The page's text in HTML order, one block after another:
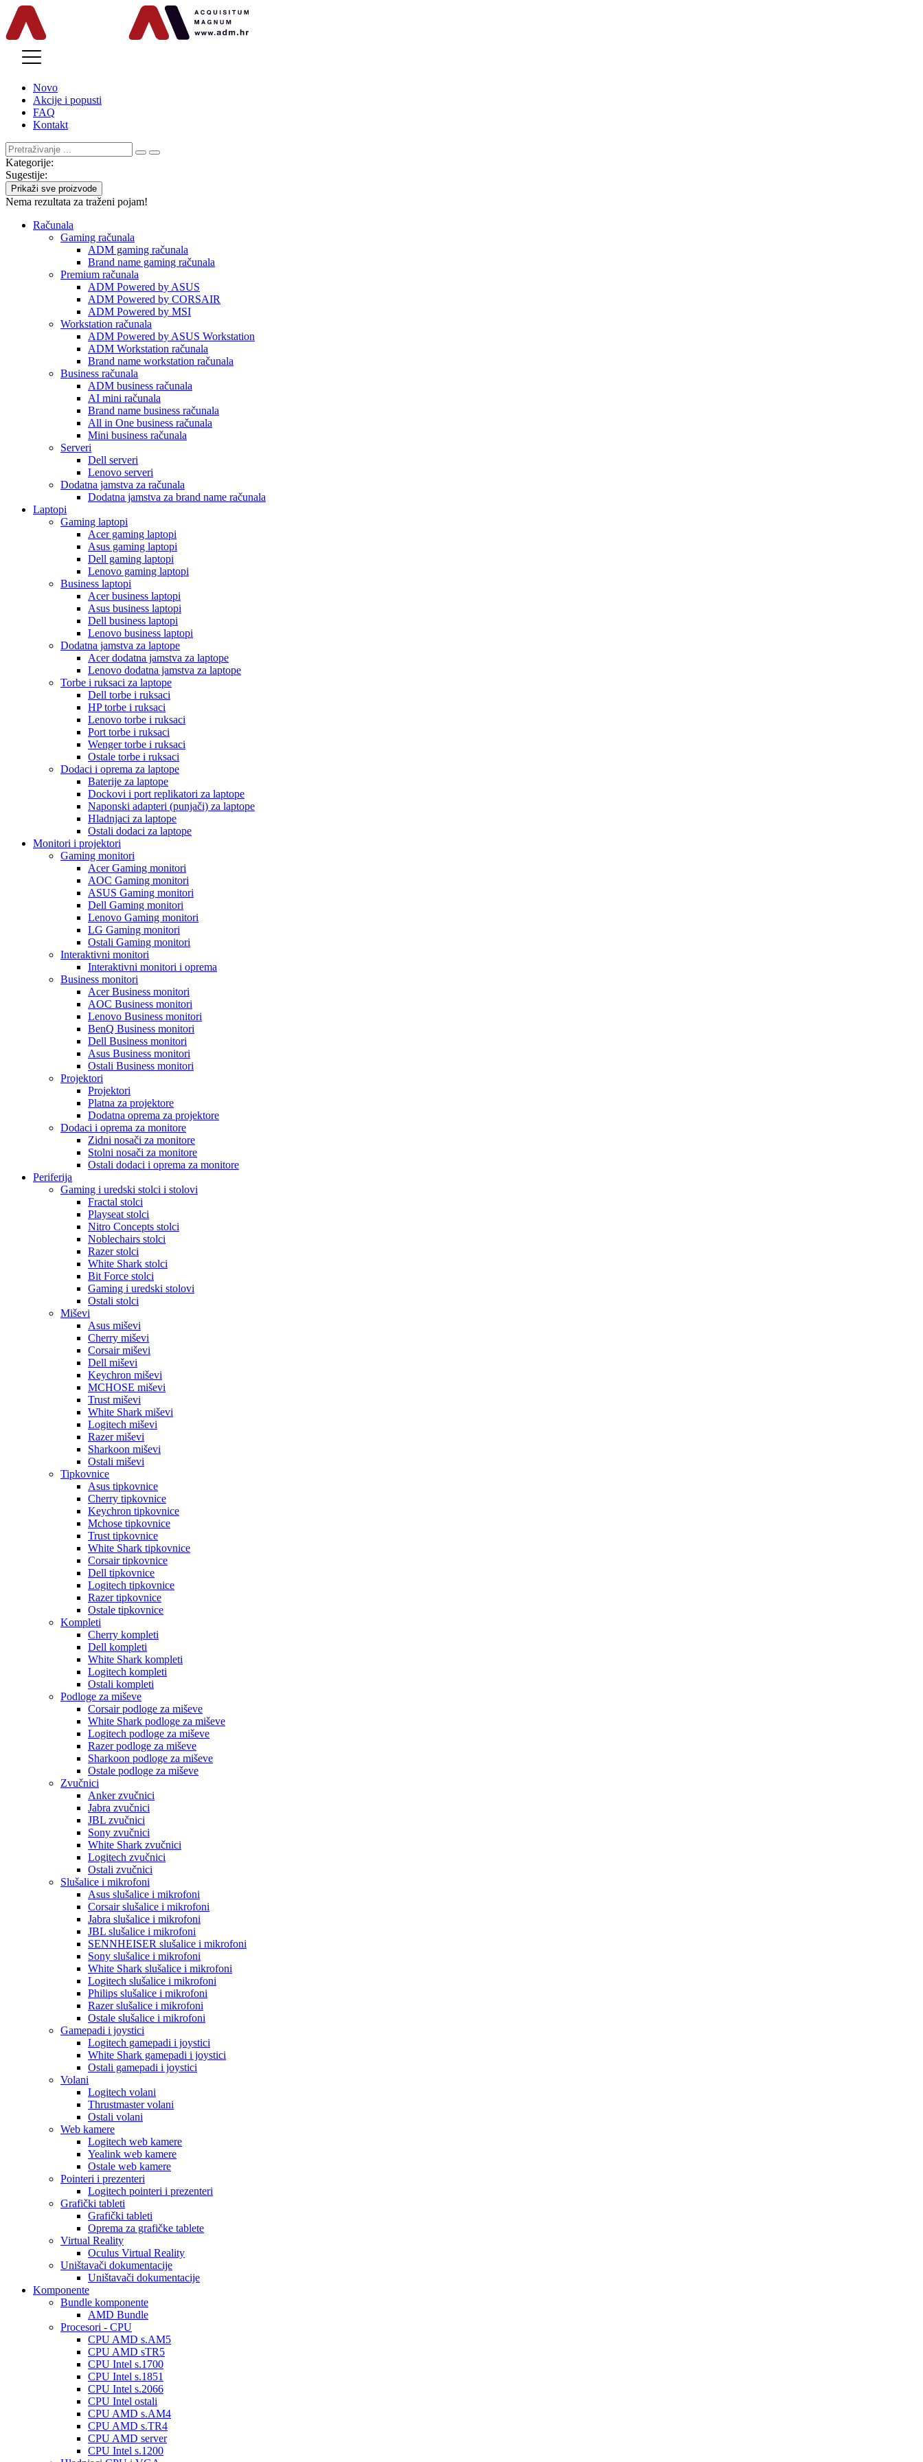
Novo
Akcije i popusti
FAQ
Kontakt
Kategorije:
Sugestije:
Prikaži sve proizvode
Nema rezultata za traženi pojam!
Računala
Gaming računala
ADM gaming računala
Brand name gaming računala
Premium računala
ADM Powered by ASUS
ADM Powered by CORSAIR
ADM Powered by MSI
Workstation računala
ADM Powered by ASUS Workstation
ADM Workstation računala
Brand name workstation računala
Business računala
ADM business računala
AI mini računala
Brand name business računala
All in One business računala
Mini business računala
Serveri
Dell serveri
Lenovo serveri
Dodatna jamstva za računala
Dodatna jamstva za brand name računala
Laptopi
Gaming laptopi
Acer gaming laptopi
Asus gaming laptopi
Dell gaming laptopi
Lenovo gaming laptopi
Business laptopi
Acer business laptopi
Asus business laptopi
Dell business laptopi
Lenovo business laptopi
Dodatna jamstva za laptope
Acer dodatna jamstva za laptope
Lenovo dodatna jamstva za laptope
Torbe i ruksaci za laptope
Dell torbe i ruksaci
HP torbe i ruksaci
Lenovo torbe i ruksaci
Port torbe i ruksaci
Wenger torbe i ruksaci
Ostale torbe i ruksaci
Dodaci i oprema za laptope
Baterije za laptope
Dockovi i port replikatori za laptope
Naponski adapteri (punjači) za laptope
Hladnjaci za laptope
Ostali dodaci za laptope
Monitori i projektori
Gaming monitori
Acer Gaming monitori
AOC Gaming monitori
ASUS Gaming monitori
Dell Gaming monitori
Lenovo Gaming monitori
LG Gaming monitori
Ostali Gaming monitori
Interaktivni monitori
Interaktivni monitori i oprema
Business monitori
Acer Business monitori
AOC Business monitori
Lenovo Business monitori
BenQ Business monitori
Dell Business monitori
Asus Business monitori
Ostali Business monitori
Projektori
Projektori
Platna za projektore
Dodatna oprema za projektore
Dodaci i oprema za monitore
Zidni nosači za monitore
Stolni nosači za monitore
Ostali dodaci i oprema za monitore
Periferija
Gaming i uredski stolci i stolovi
Fractal stolci
Playseat stolci
Nitro Concepts stolci
Noblechairs stolci
Razer stolci
White Shark stolci
Bit Force stolci
Gaming i uredski stolovi
Ostali stolci
Miševi
Asus miševi
Cherry miševi
Corsair miševi
Dell miševi
Keychron miševi
MCHOSE miševi
Trust miševi
White Shark miševi
Logitech miševi
Razer miševi
Sharkoon miševi
Ostali miševi
Tipkovnice
Asus tipkovnice
Cherry tipkovnice
Keychron tipkovnice
Mchose tipkovnice
Trust tipkovnice
White Shark tipkovnice
Corsair tipkovnice
Dell tipkovnice
Logitech tipkovnice
Razer tipkovnice
Ostale tipkovnice
Kompleti
Cherry kompleti
Dell kompleti
White Shark kompleti
Logitech kompleti
Ostali kompleti
Podloge za miševe
Corsair podloge za miševe
White Shark podloge za miševe
Logitech podloge za miševe
Razer podloge za miševe
Sharkoon podloge za miševe
Ostale podloge za miševe
Zvučnici
Anker zvučnici
Jabra zvučnici
JBL zvučnici
Sony zvučnici
White Shark zvučnici
Logitech zvučnici
Ostali zvučnici
Slušalice i mikrofoni
Asus slušalice i mikrofoni
Corsair slušalice i mikrofoni
Jabra slušalice i mikrofoni
JBL slušalice i mikrofoni
SENNHEISER slušalice i mikrofoni
Sony slušalice i mikrofoni
White Shark slušalice i mikrofoni
Logitech slušalice i mikrofoni
Philips slušalice i mikrofoni
Razer slušalice i mikrofoni
Ostale slušalice i mikrofoni
Gamepadi i joystici
Logitech gamepadi i joystici
White Shark gamepadi i joystici
Ostali gamepadi i joystici
Volani
Logitech volani
Thrustmaster volani
Ostali volani
Web kamere
Logitech web kamere
Yealink web kamere
Ostale web kamere
Pointeri i prezenteri
Logitech pointeri i prezenteri
Grafički tableti
Grafički tableti
Oprema za grafičke tablete
Virtual Reality
Oculus Virtual Reality
Uništavači dokumentacije
Uništavači dokumentacije
Komponente
Bundle komponente
AMD Bundle
Procesori - CPU
CPU AMD s.AM5
CPU AMD sTR5
CPU Intel s.1700
CPU Intel s.1851
CPU Intel s.2066
CPU Intel ostali
CPU AMD s.AM4
CPU AMD s.TR4
CPU AMD server
CPU Intel s.1200